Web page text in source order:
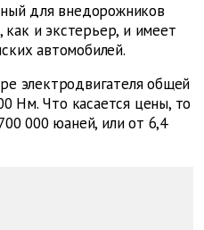
для внедорожников
как и экстерьер, и имеет
автомобилей.
электродвигателя общей
Нм. Что касается цены, то
000 юаней, или от 6,4